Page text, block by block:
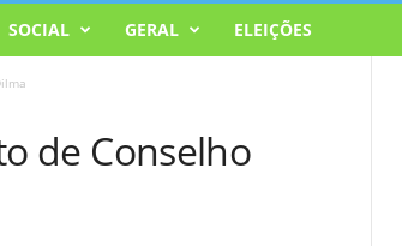
SOCIAL GERAL ELEIÇÕES
de Conselho